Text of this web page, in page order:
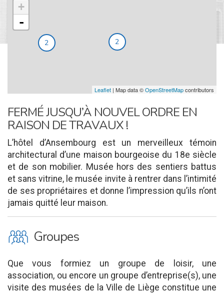
2 2
+
-
Leaflet | Map data ©OpenStreetMapcontributors
FERMÉ JUSQU’À NOUVEL ORDRE EN
RAISON DE TRAVAUX !
L’hôtel d’Ansembourg est un merveilleux témoin
architectural d’une maison bourgeoise du 18e siècle
et de son mobilier. Musée hors des sentiers battus
et sans vitrine, le musée invite à rentrer dans l’intimité
de ses propriétaires et donne l’impression qu’ils n’ont
jamais quitté leur maison.
O Groupes
Que vous formiez un groupe de loisir, une
association, ou encore un groupe d’entreprise(s), une
visite des musées de la Ville de Liège constitue une